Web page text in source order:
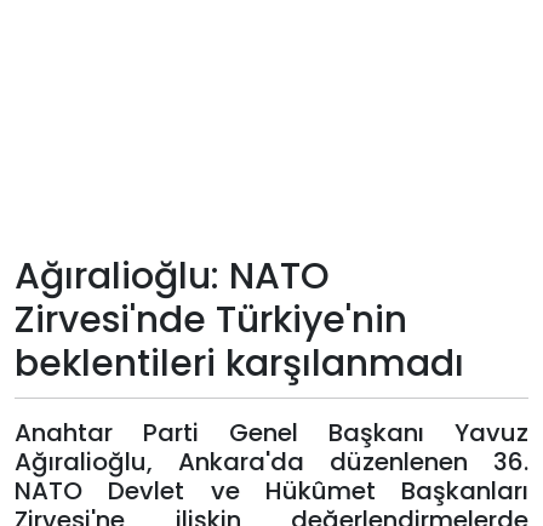
Künye
Giriş
Yap
Ağıralioğlu: NATO
Zirvesi'nde Türkiye'nin
beklentileri karşılanmadı
Anahtar Parti Genel Başkanı Yavuz
Ağıralioğlu, Ankara'da düzenlenen 36.
NATO Devlet ve Hükûmet Başkanları